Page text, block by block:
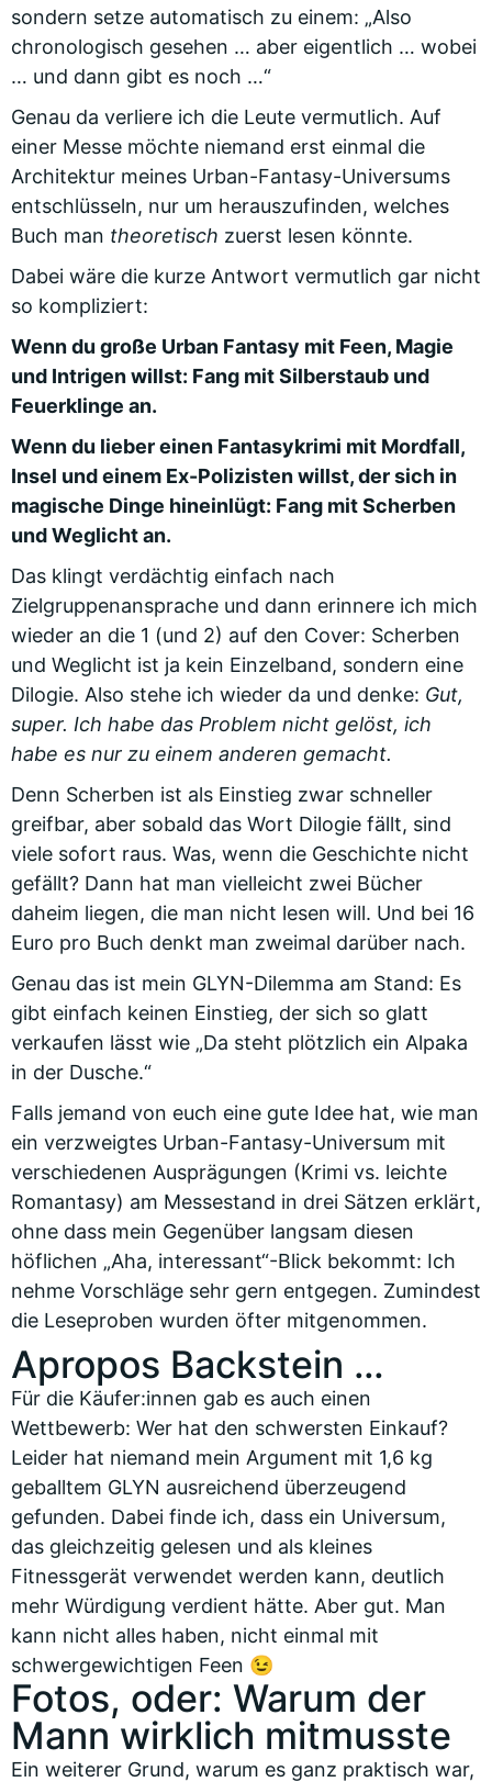
sondern setze automatisch zu einem: „Also
chronologisch gesehen … aber eigentlich … wobei
… und dann gibt es noch …“
Genau da verliere ich die Leute vermutlich. Auf
einer Messe möchte niemand erst einmal die
Architektur meines Urban-Fantasy-Universums
entschlüsseln, nur um herauszufinden, welches
Buch man theoretisch zuerst lesen könnte.
Dabei wäre die kurze Antwort vermutlich gar nicht
so kompliziert:
Wenn du große Urban Fantasy mit Feen, Magie
und Intrigen willst: Fang mit Silberstaub und
Feuerklinge an.
Wenn du lieber einen Fantasykrimi mit Mordfall,
Insel und einem Ex-Polizisten willst, der sich in
magische Dinge hineinlügt: Fang mit Scherben
und Weglicht an.
Das klingt verdächtig einfach nach
Zielgruppenansprache und dann erinnere ich mich
wieder an die 1 (und 2) auf den Cover: Scherben
und Weglicht ist ja kein Einzelband, sondern eine
Dilogie. Also stehe ich wieder da und denke: Gut,
super. Ich habe das Problem nicht gelöst, ich
habe es nur zu einem anderen gemacht.
Denn Scherben ist als Einstieg zwar schneller
greifbar, aber sobald das Wort Dilogie fällt, sind
viele sofort raus. Was, wenn die Geschichte nicht
gefällt? Dann hat man vielleicht zwei Bücher
daheim liegen, die man nicht lesen will. Und bei 16
Euro pro Buch denkt man zweimal darüber nach.
Genau das ist mein GLYN-Dilemma am Stand: Es
gibt einfach keinen Einstieg, der sich so glatt
verkaufen lässt wie „Da steht plötzlich ein Alpaka
in der Dusche.“
Falls jemand von euch eine gute Idee hat, wie man
ein verzweigtes Urban-Fantasy-Universum mit
verschiedenen Ausprägungen (Krimi vs. leichte
Romantasy) am Messestand in drei Sätzen erklärt,
ohne dass mein Gegenüber langsam diesen
höflichen „Aha, interessant“-Blick bekommt: Ich
nehme Vorschläge sehr gern entgegen. Zumindest
die Leseproben wurden öfter mitgenommen.
Apropos Backstein …
Für die Käufer:innen gab es auch einen
Wettbewerb: Wer hat den schwersten Einkauf?
Leider hat niemand mein Argument mit 1,6 kg
geballtem GLYN ausreichend überzeugend
gefunden. Dabei finde ich, dass ein Universum,
das gleichzeitig gelesen und als kleines
Fitnessgerät verwendet werden kann, deutlich
mehr Würdigung verdient hätte. Aber gut. Man
kann nicht alles haben, nicht einmal mit
schwergewichtigen Feen 😉
Fotos, oder: Warum der
Mann wirklich mitmusste
Ein weiterer Grund, warum es ganz praktisch war,